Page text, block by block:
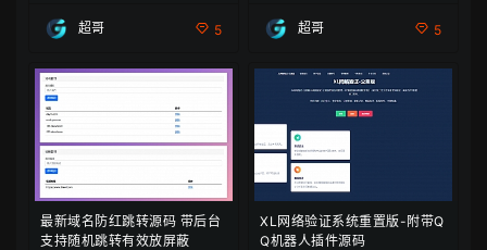
超哥 5 超哥 5
最新域名防红跳转源码 带后台
支持随机跳转有效放屏蔽
XL网络验证系统重置版-附带Q
Q机器人插件源码